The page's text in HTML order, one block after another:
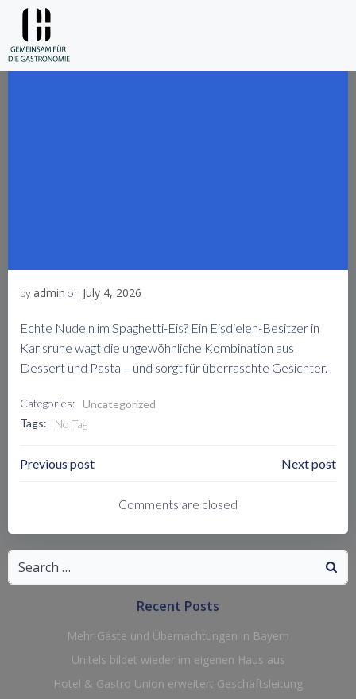
by admin on July 4, 2026
Echte Nudeln im Spaghetti-Eis? Ein Eisdielen-Besitzer in
Karlsruhe wagt die ungewöhnliche Kombination aus
Dessert und Pasta – und sorgt für überraschte Gesichter.
Categories: Uncategorized
Tags:
No Tag
Post
Navigation
Previous post
Navigation
Next post
Comments are closed
Search
for:
Recent Posts
Mehr Gäste und Übernachtungen in Bayern
Unitels bildet wieder im eigenen Haus aus
Hotel & Gastro Union erweitert Geschäftsleitung